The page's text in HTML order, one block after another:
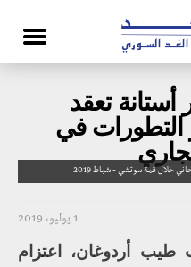
أستانة تعقد
التطورات في
خلال قمة سوتشي - شباط 2019
1 يوليو، 2019
طيب أردوغان، اعتزام